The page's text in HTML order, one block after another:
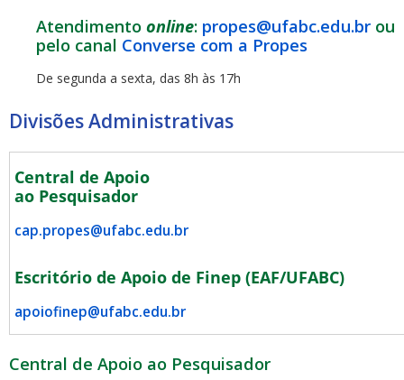
Atendimento online: propes@ufabc.edu.br ou
pelo canal Converse com a Propes
De segunda a sexta, das 8h às 17h
Divisões Administrativas
Central de Apoio
ao Pesquisador
cap.propes@ufabc.edu.br
Escritório de Apoio de Finep (EAF/UFABC)
apoiofinep@ufabc.edu.br
Central de Apoio ao Pesquisador